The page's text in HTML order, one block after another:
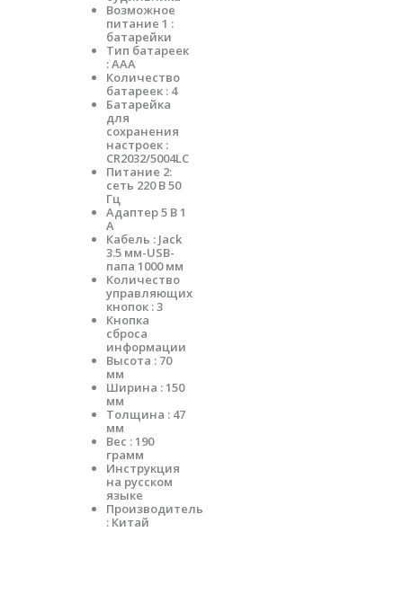
Возможное
питание 1 :
батарейки
Тип батареек
: ААА
Количество
батареек : 4
Батарейка
для
сохранения
настроек :
CR2032/5004LC
Питание 2:
сеть 220 В 50
Гц
Адаптер 5 В 1
А
Кабель : Jack
3.5 мм-USB-
папа 1000 мм
Количество
управляющих
кнопок : 3
Кнопка
сброса
информации
Высота : 70
мм
Ширина : 150
мм
Толщина : 47
мм
Вес : 190
грамм
Инструкция
на русском
языке
Производитель
: Китай